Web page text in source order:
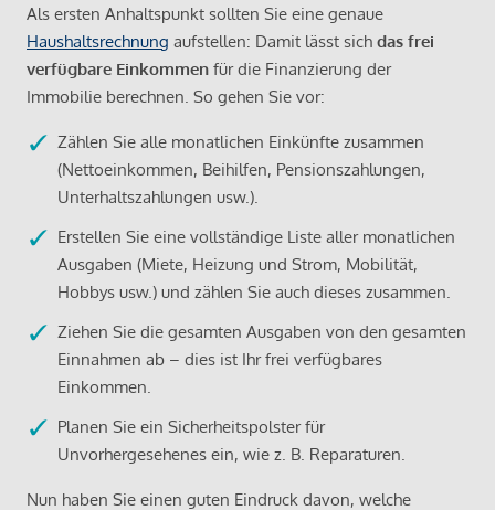
Als ersten Anhaltspunkt sollten Sie eine genaue
Haushaltsrechnung aufstellen: Damit lässt sich das frei
verfügbare Einkommen für die Finanzierung der
Immobilie berechnen. So gehen Sie vor:
Zählen Sie alle monatlichen Einkünfte zusammen
(Nettoeinkommen, Beihilfen, Pensionszahlungen,
Unterhaltszahlungen usw.).
Erstellen Sie eine vollständige Liste aller monatlichen
Ausgaben (Miete, Heizung und Strom, Mobilität,
Hobbys usw.) und zählen Sie auch dieses zusammen.
Ziehen Sie die gesamten Ausgaben von den gesamten
Einnahmen ab – dies ist Ihr frei verfügbares
Einkommen.
Planen Sie ein Sicherheitspolster für
Unvorhergesehenes ein, wie z. B. Reparaturen.
Nun haben Sie einen guten Eindruck davon, welche